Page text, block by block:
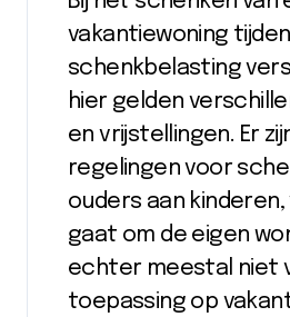
vakantiewoning
schenkbelasting
hier gelden
en vrijstellingen. Er
regelingen voor
ouders aan
gaat om de eigen
echter meestal niet
toepassing op